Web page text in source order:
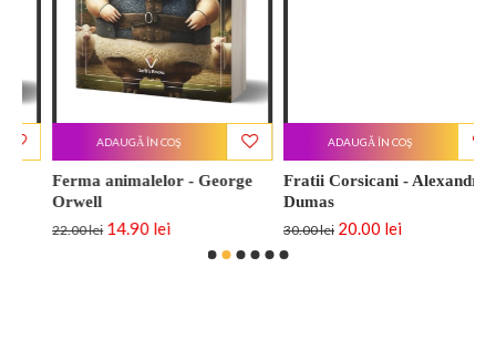
Ferma animalelor - George
Orwell
22.00 lei 14.90 lei
ADAUGĂ ÎN COŞ
Fratii Corsicani - Alexandre
Dumas
30.00 lei 20.00 lei
ADAUGĂ ÎN COŞ